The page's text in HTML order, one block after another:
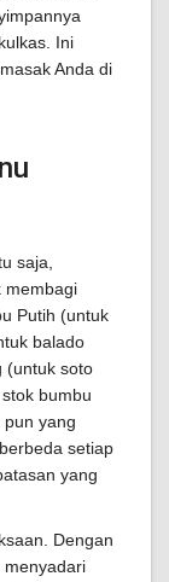
Ini
Anda di
saja,
membagi
Putih (untuk
balado
(untuk soto
bumbu
yang
setiap
yang
Dengan
menyadari